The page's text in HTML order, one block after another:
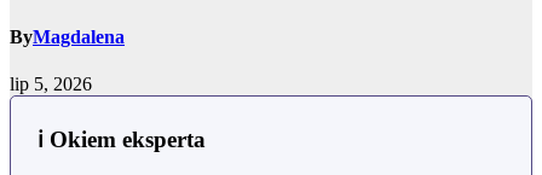
ByMagdalena
lip 5, 2026
ℹ️ Okiem eksperta